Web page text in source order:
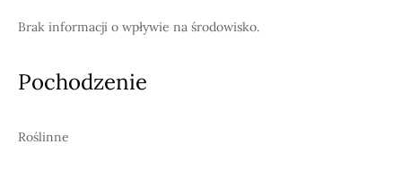
Brak informacji o wpływie na środowisko.
Pochodzenie
Roślinne